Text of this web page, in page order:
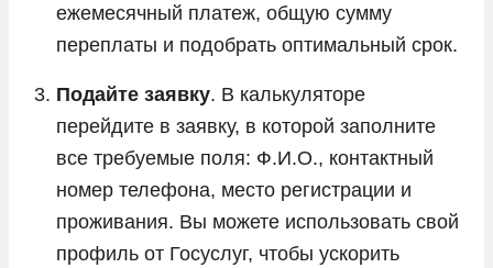
ежемесячный платеж, общую сумму
переплаты и подобрать оптимальный срок.
Подайте заявку. В калькуляторе
перейдите в заявку, в которой заполните
все требуемые поля: Ф.И.О., контактный
номер телефона, место регистрации и
проживания. Вы можете использовать свой
профиль от Госуслуг, чтобы ускорить